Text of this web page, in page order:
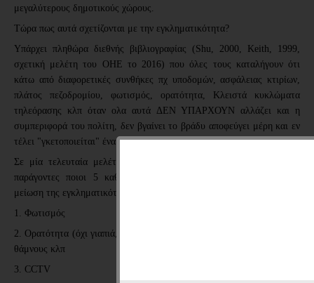
μεγαλύτερους δημοτικούς χώρους.
Τώρα πως αυτά σχετίζονται με την εγκληματικότητα?
Υπάρχει πληθώρα διεθνής βιβλιογραφίας (Shu, 2000, Keith, 1999,
σχετική μελέτη του ΟΗΕ το 2016) που όλες τους καταλήγουν ότι
κάτω από διαφορετικές συνθήκες πχ υποδομών, ασφάλειας κτιρίων,
πλάτος πεζοδρομίου, φωτισμός, ορατότητα, Κλειστά κυκλώματα
τηλεόρασης κλπ όταν ολα αυτά ΔΕΝ ΥΠΑΡΧΟΥΝ αλλάζει και η
συμπεριφορά του πολίτη, δεν βγαίνει το βράδυ αποφεύγει μέρη και εν
τέλει "γκετοποιείται" ένα κομμάτι του αστικού τοπίου.
Σε μία τελευταία μελέτη που ανέδειξε από όλους τους παραπάνω
παράγοντες ποιοι 5 καθορίστηκαν ως οι σημαντικότεροι για την
μείωση της εγκληματικότητας στο Αστικό περιβάλλον, είναι οι εξής
1. Φωτισμός
2. Ορατότητα (όχι γιαπιά, όχι σκοτεινά σημεία με απεριποίητα, δέντρα
θάμνους κλπ
3. CCTV